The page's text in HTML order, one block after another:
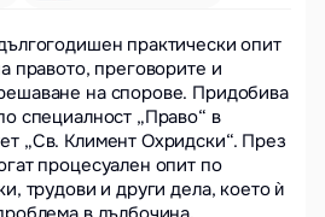
практически опит
правото, преговорите и
на спорове. Придобива
специалност „Право“ в
„Св. Климент Охридски“. През
процесуален опит по
трудови и други дела, което ѝ